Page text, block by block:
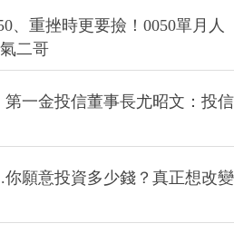
、重挫時更要撿！0050單月人
二哥
第一金投信董事長尤昭文：投信
你願意投資多少錢？真正想改變